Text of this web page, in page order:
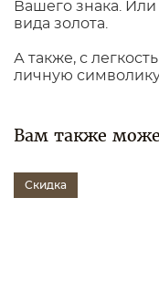
Вашего знака. Или
вида золота.
А также, с
личную
Вам также